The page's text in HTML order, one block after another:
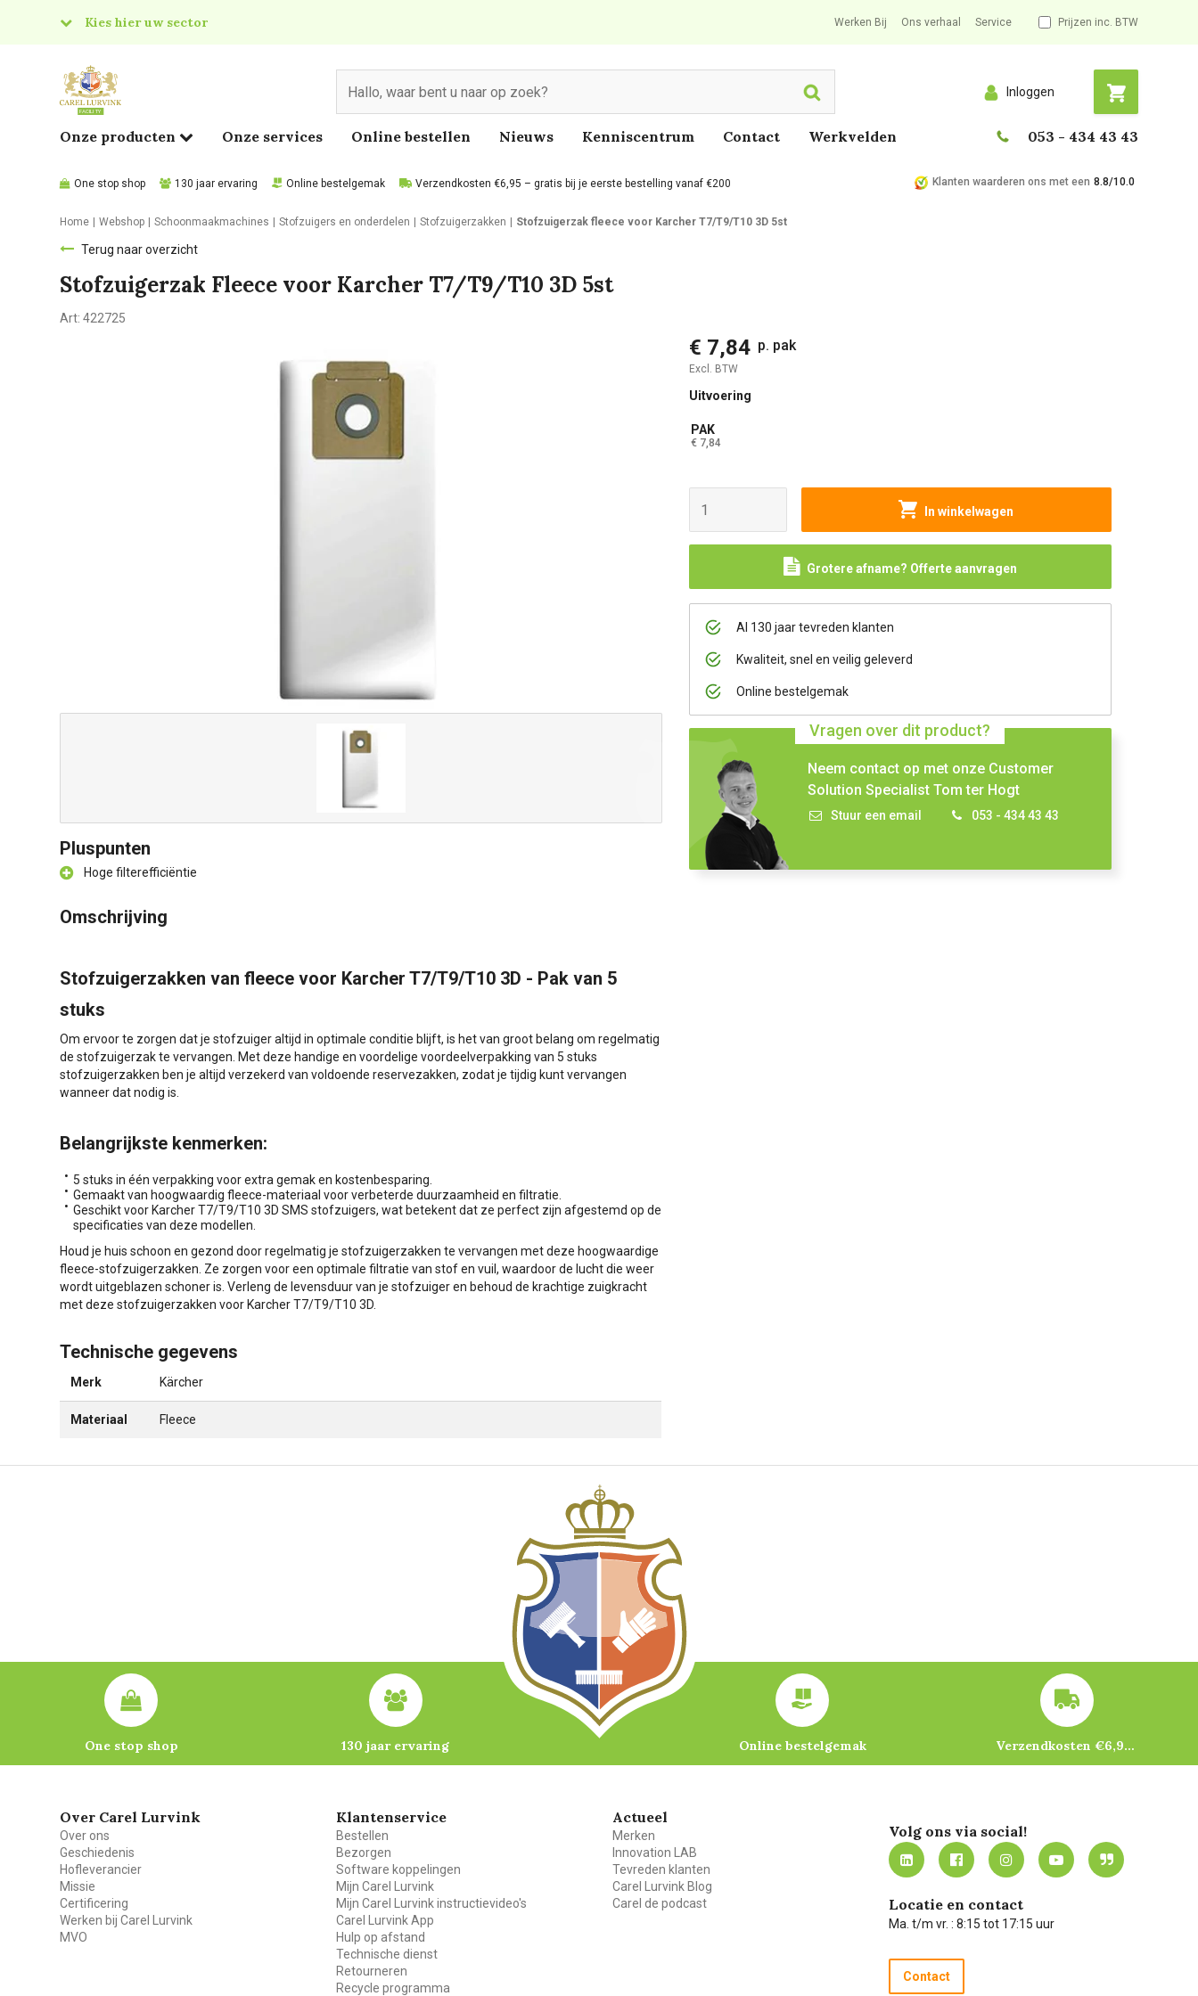
Kies hier uw sector
Food
Werken Bij Ons verhaal Service Prijzen inc. BTW
Search Inloggen
Onze producten Onze services Online bestellen Nieuws Kenniscentrum Contact Werkvelden 053 - 434 43 43
One stop shop 130 jaar ervaring Online bestelgemak Verzendkosten €6,95 – gratis bij je eerste bestelling vanaf €200 Klanten waarderen ons met een 8.8/10.0
Home Webshop Schoonmaakmachines Stofzuigers en onderdelen Stofzuigerzakken Stofzuigerzak fleece voor Karcher T7/T9/T10 3D 5st
Terug naar overzicht
Stofzuigerzak Fleece voor Karcher T7/T9/T10 3D 5st
Art: 422725
€ 7,84 p. pak
Excl. BTW
Uitvoering
PAK
€ 7,84
In winkelwagen
Grotere afname? Offerte aanvragen
Al 130 jaar tevreden klanten
Kwaliteit, snel en veilig geleverd
Online bestelgemak
Vragen over dit product?
Neem contact op met onze Customer
Solution Specialist Tom ter Hogt
Stuur een email 053 - 434 43 43
Pluspunten
Hoge filterefficiëntie
Omschrijving
Stofzuigerzakken van fleece voor Karcher T7/T9/T10 3D - Pak van 5
stuks
Om ervoor te zorgen dat je stofzuiger altijd in optimale conditie blijft, is het van groot belang om regelmatig
de stofzuigerzak te vervangen. Met deze handige en voordelige voordeelverpakking van 5 stuks
stofzuigerzakken ben je altijd verzekerd van voldoende reservezakken, zodat je tijdig kunt vervangen
wanneer dat nodig is.
Belangrijkste kenmerken:
5 stuks in één verpakking voor extra gemak en kostenbesparing.
Gemaakt van hoogwaardig fleece-materiaal voor verbeterde duurzaamheid en filtratie.
Geschikt voor Karcher T7/T9/T10 3D SMS stofzuigers, wat betekent dat ze perfect zijn afgestemd op de
specificaties van deze modellen.
Houd je huis schoon en gezond door regelmatig je stofzuigerzakken te vervangen met deze hoogwaardige
fleece-stofzuigerzakken. Ze zorgen voor een optimale filtratie van stof en vuil, waardoor de lucht die weer
wordt uitgeblazen schoner is. Verleng de levensduur van je stofzuiger en behoud de krachtige zuigkracht
met deze stofzuigerzakken voor Karcher T7/T9/T10 3D.
Technische gegevens
Merk Kärcher
Materiaal Fleece
One stop shop 130 jaar ervaring Online bestelgemak Verzendkosten €6,95 – gratis bij je eerste bestelling vanaf €200
Over Carel Lurvink
Over ons
Geschiedenis
Hofleverancier
Missie
Certificering
Werken bij Carel Lurvink
MVO
Klantenservice
Bestellen
Bezorgen
Software koppelingen
Mijn Carel Lurvink
Mijn Carel Lurvink instructievideo's
Carel Lurvink App
Hulp op afstand
Technische dienst
Retourneren
Recycle programma
Actueel
Merken
Innovation LAB
Tevreden klanten
Carel Lurvink Blog
Carel de podcast
Volg ons via social!
Locatie en contact
Ma. t/m vr. : 8:15 tot 17:15 uur
Contact